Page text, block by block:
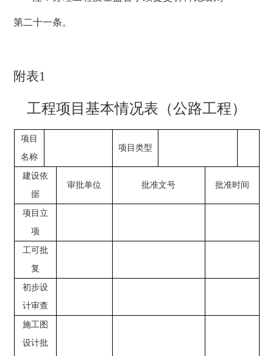
第二十一条。
附表1
工程项目基本情况表（公路工程）
项目
名称
项目类型
建设依
据
审批单位 批准文号 批准时间
项目立
项
工可批
复
初步设
计审查
施工图
设计批